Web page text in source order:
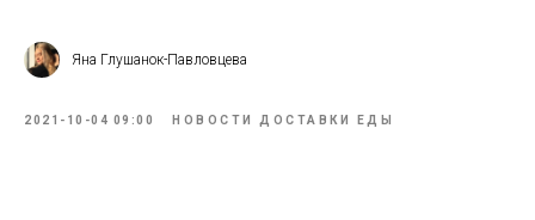
Яна Глушанок-Павловцева
2021-10-04 09:00 НОВОСТИ ДОСТАВКИ ЕДЫ